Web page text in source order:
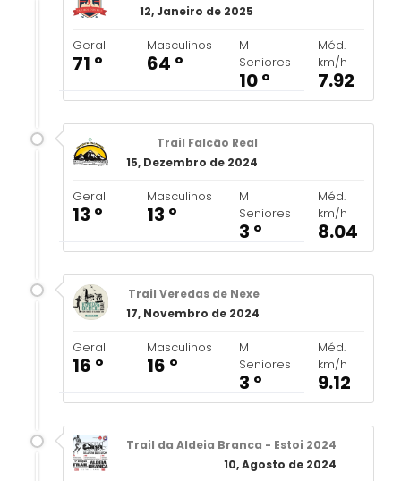
12, Janeiro de 2025
Geral
71 º
Masculinos
64 º
M
Seniores
10 º
Méd.
km/h
7.92
Trail Falcão Real
15, Dezembro de 2024
Geral
13 º
Masculinos
13 º
M
Seniores
3 º
Méd.
km/h
8.04
Trail Veredas de Nexe
17, Novembro de 2024
Geral
16 º
Masculinos
16 º
M
Seniores
3 º
Méd.
km/h
9.12
Trail da Aldeia Branca - Estoi 2024
10, Agosto de 2024